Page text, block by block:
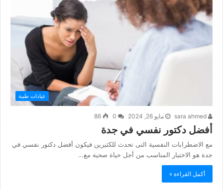
عيادات طبية
مايو 26, 2024 86
أفضل دكتور نفسي في جدة
مع الاضطرابات النفسية التى تحدث للكثيرين فيكون أفضل دكتور نفسي في
جدة هو الاختيار المناسب من أجل حياة صحية مع…
أكمل القراءة »